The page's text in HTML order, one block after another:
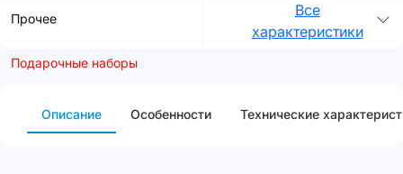
Прочее
Подарочные наборы
Все
характеристики
Описание Особенности Технические